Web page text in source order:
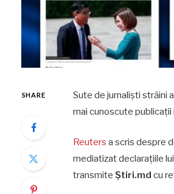
SHARE
Sute de jurnaliști străini
mai cunoscute publicații
Reuters a scris despre
mediatizat declarațiile
transmite Știri.md cu